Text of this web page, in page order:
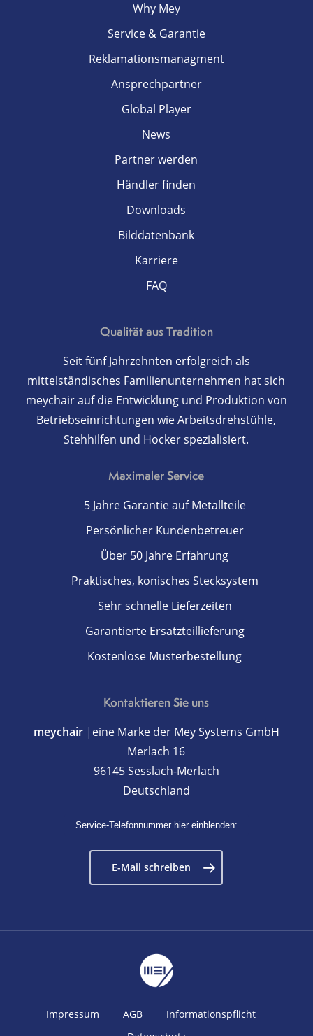
Why Mey
Service & Garantie
Reklamationsmanagment
Ansprechpartner
Global Player
News
Partner werden
Händler finden
Downloads
Bilddatenbank
Karriere
FAQ
Qualität aus Tradition
Seit fünf Jahrzehnten erfolgreich als
mittelständisches Familienunternehmen hat sich
meychair auf die Entwicklung und Produktion von
Betriebseinrichtungen wie Arbeitsdrehstühle,
Stehhilfen und Hocker spezialisiert.
Maximaler Service
5 Jahre Garantie auf Metallteile
Persönlicher Kundenbetreuer
Über 50 Jahre Erfahrung
Praktisches, konisches Stecksystem
Sehr schnelle Lieferzeiten
Garantierte Ersatzteillieferung
Kostenlose Musterbestellung
Kontaktieren Sie uns
meychair|eine Marke der Mey Systems GmbH
Merlach 16
96145 Sesslach-Merlach
Deutschland
Service-Telefonnummer hier einblenden:
E-Mail schreiben
Impressum AGB
Informationspflicht